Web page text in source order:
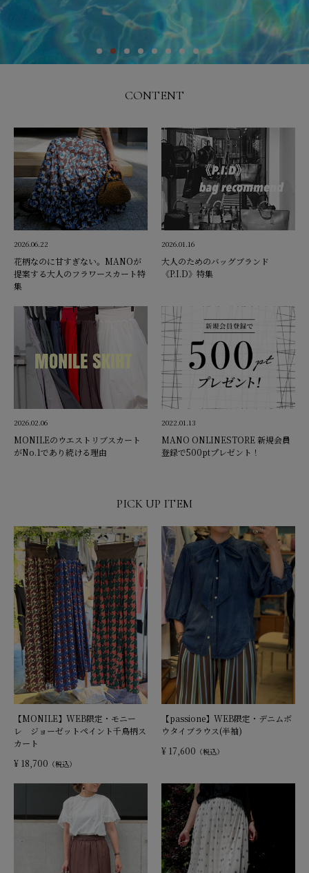
CONTENT
2026.06.22
花柄なのに甘すぎない。MANOが
提案する大人のフラワースカート特
集
2026.01.16
大人のためのバッグブランド
《P.I.D》特集
2026.02.06
MONILEのウエストリブスカート
がNo.1であり続ける理由
2022.01.13
MANO ONLINESTORE 新規会員
登録で500ptプレゼント！
PICK UP ITEM
【MONILE】WEB限定・モニー
レ ジョーゼットペイント千鳥柄ス
カート
¥ 18,700 （税込）
【passione】WEB限定・デニムボ
ウタイブラウス(半袖)
¥ 17,600 （税込）